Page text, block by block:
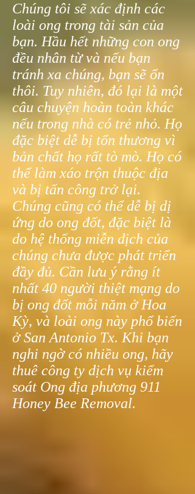
Chúng tôi sẽ xác định các
loài ong trong tài sản của
bạn. Hầu hết những con ong
đều nhân từ và nếu bạn
tránh xa chúng, bạn sẽ ổn
thôi. Tuy nhiên, đó lại là một
câu chuyện hoàn toàn khác
nếu trong nhà có trẻ nhỏ. Họ
đặc biệt dễ bị tổn thương vì
bản chất họ rất tò mò. Họ có
thể làm xáo trộn thuộc địa
và bị tấn công trở lại.
Chúng cũng có thể dễ bị dị
ứng do ong đốt, đặc biệt là
do hệ thống miễn dịch của
chúng chưa được phát triển
đầy đủ. Cần lưu ý rằng ít
nhất 40 người thiệt mạng do
bị ong đốt mỗi năm ở Hoa
Kỳ, và loài ong này phổ biến
ở San Antonio Tx. Khi bạn
nghi ngờ có nhiều ong, hãy
thuê công ty dịch vụ kiểm
soát Ong địa phương 911
Honey Bee Removal.